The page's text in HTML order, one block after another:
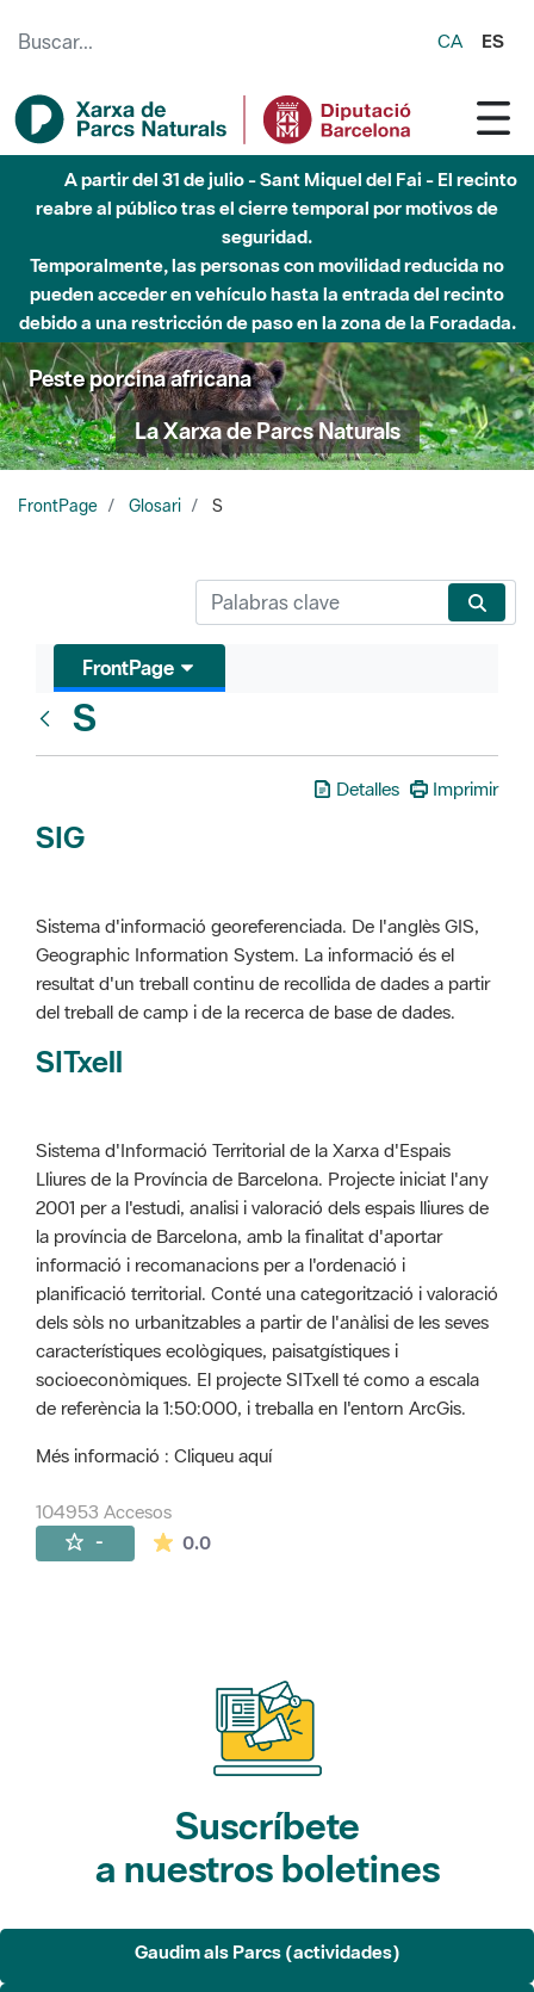
CA ES
A partir del 31 de julio - Sant Miquel del Fai - El recinto
reabre al público tras el cierre temporal por motivos de
seguridad.
Temporalmente, las personas con movilidad reducida no
pueden acceder en vehículo hasta la entrada del recinto
debido a una restricción de paso en la zona de la Foradada.
Peste porcina africana
La Xarxa de Parcs Naturals
FrontPage Glosari S
FrontPage
S
Detalles Imprimir
SIG
Sistema d'informació georeferenciada. De l'anglès GIS,
Geographic Information System. La informació és el
resultat d'un treball continu de recollida de dades a partir
del treball de camp i de la recerca de base de dades.
SITxell
Sistema d'Informació Territorial de la Xarxa d'Espais
Lliures de la Província de Barcelona. Projecte iniciat l'any
2001 per a l'estudi, analisi i valoració dels espais lliures de
la província de Barcelona, amb la finalitat d'aportar
informació i recomanacions per a l'ordenació i
planificació territorial. Conté una categorització i valoració
dels sòls no urbanitzables a partir de l'anàlisi de les seves
característiques ecològiques, paisatgístiques i
socioeconòmiques. El projecte SITxell té como a escala
de referència la 1:50:000, i treballa en l'entorn ArcGis.
Més informació : Cliqueu aquí
104953 Accesos
- 0.0La valoración media es de 0 estrellas de
Suscríbete
a nuestros boletines
Gaudim als Parcs (actividades)